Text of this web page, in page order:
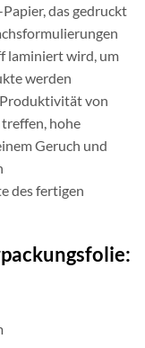
das gedruckt
laminiert wird, um
werden
von
hohe
Geruch und
des fertigen